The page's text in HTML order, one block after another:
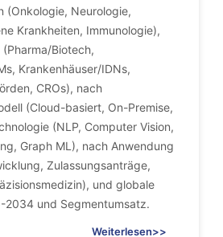
(Onkologie, Neurologie,
Krankheiten, Immunologie),
Biotech,
Krankenhäuser/IDNs,
CROs), nach
(Cloud-basiert, On-Premise,
(NLP, Computer Vision,
Graph ML), nach Anwendung
Zulassungsanträge,
und globale
2034 und Segmentumsatz.
Weiterlesen>>